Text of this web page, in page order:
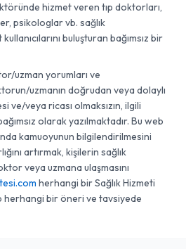
hizmet veren tıp doktorları,
psikologlar vb. sağlık
buluşturan bağımsız bir
uzman yorumları ve
uzmanın doğrudan veya dolaylı
ve/veya ricası olmaksızın, ilgili
olarak yazılmaktadır. Bu web
kamuoyunun bilgilendirilmesini
artırmak, kişilerin sağlık
veya uzmana ulaşmasını
herhangi bir Sağlık Hizmeti
herhangi bir öneri ve tavsiyede